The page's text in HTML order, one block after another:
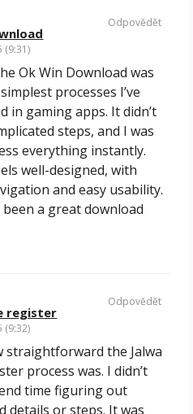
(9:31)
Ok Win Download was
processes I’ve
in gaming apps. It didn’t
steps, and I was
everything instantly.
well-designed, with
and easy usability.
been a great download
Odpovědět
register
(9:32)
straightforward the Jalwa
process was. I didn’t
time figuring out
details or steps. It was
Odpovědět